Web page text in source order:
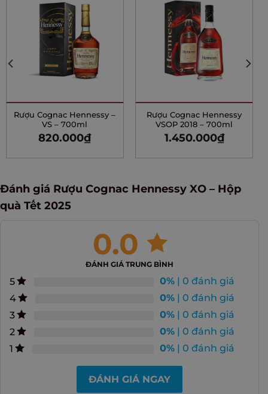
Rượu Cognac Hennessy –
VS – 700ml
820.000₫
Rượu Cognac Hennessy
VSOP 2018 – 700ml
1.450.000₫
Đánh giá Rượu Cognac Hennessy XO – Hộp
quà Tết 2025
0.0
ĐÁNH GIÁ TRUNG BÌNH
5 0% | 0 đánh giá
4
0% | 0 đánh giá
3
0% | 0 đánh giá
2
0% | 0 đánh giá
1
0% | 0 đánh giá
ĐÁNH GIÁ NGAY